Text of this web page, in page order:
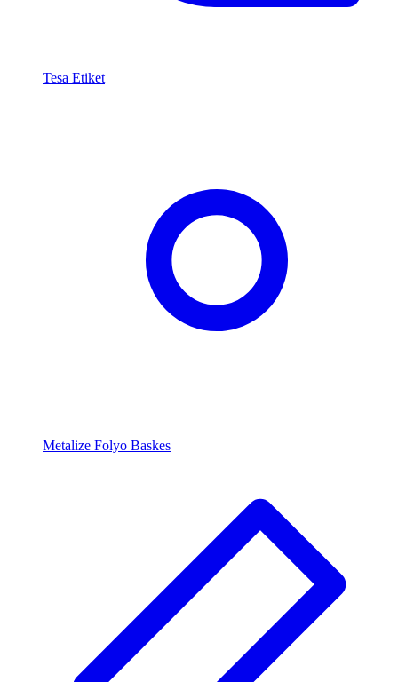
Tesa Etiket
Metalize Folyo Baskes